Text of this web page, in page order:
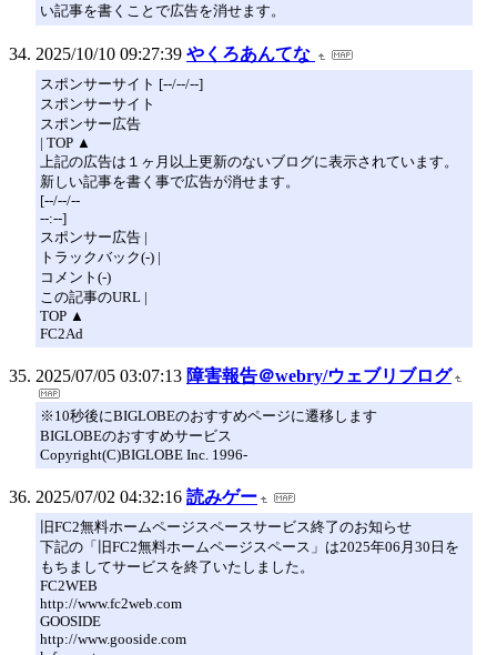
い記事を書くことで広告を消せます。
2025/10/10 09:27:39 やくろあんてな
スポンサーサイト [--/--/--]
スポンサーサイト
スポンサー広告
| TOP ▲
上記の広告は１ヶ月以上更新のないブログに表示されています。
新しい記事を書く事で広告が消せます。
[--/--/--
--:--]
スポンサー広告 |
トラックバック(-) |
コメント(-)
この記事のURL |
TOP ▲
FC2Ad
2025/07/05 03:07:13 障害報告＠webry/ウェブリブログ
※10秒後にBIGLOBEのおすすめページに遷移します
BIGLOBEのおすすめサービス
Copyright(C)BIGLOBE Inc. 1996-
2025/07/02 04:32:16 読みゲー
旧FC2無料ホームページスペースサービス終了のお知らせ
下記の「旧FC2無料ホームページスペース」は2025年06月30日を
もちましてサービスを終了いたしました。
FC2WEB
http://www.fc2web.com
GOOSIDE
http://www.gooside.com